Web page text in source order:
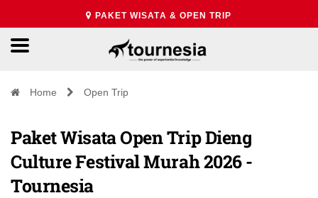
PAKET WISATA & OPEN TRIP
Home Open Trip
Paket Wisata Open Trip Dieng
Culture Festival Murah 2026 -
Tournesia